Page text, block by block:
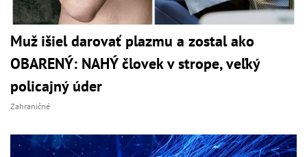
Muž išiel darovať plazmu a zostal ako
OBARENÝ: NAHÝ človek v strope, veľký
policajný úder
Zahraničné